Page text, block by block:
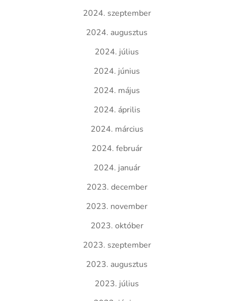
2024. szeptember
2024. augusztus
2024. július
2024. június
2024. május
2024. április
2024. március
2024. február
2024. január
2023. december
2023. november
2023. október
2023. szeptember
2023. augusztus
2023. július